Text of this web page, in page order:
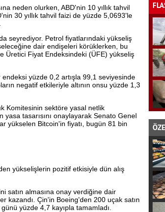
neden olurken, ABD'nin 10 yıllık tahvil
30 yıllık tahvil faizi de yüzde 5,0693'le
seyrediyor. Petrol fiyatlarındaki yükseliş
dair endişeleri körüklerken, bu
Üretici Fiyat Endeksindeki (ÜFE) yükseliş
endeksi yüzde 0,2 artışla 99,1 seviyesinde
negatif etkileriyle altının onsu yüzde 1,3
Komitesinin sektöre yasal netlik
tasarısını onaylayarak Senato Genel
yükselen Bitcoin'in fiyatı, bugün 81 bin
yükselişlerin pozitif etkisiyle dün alış
satın almasına onay verdiğine dair
kazandı. Çin'in Boeing'den 200 uçak satın
yüzde 4,7 kayıpla tamamladı.